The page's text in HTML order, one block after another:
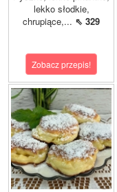
lekko słodkie,
chrupiące,... ⇖ 329
Zobacz przepis!